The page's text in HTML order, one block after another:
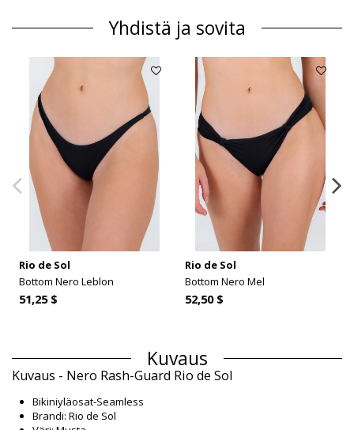
Yhdistä ja sovita
Rio de Sol
Bottom Nero Leblon
51,25 $
Rio de Sol
Bottom Nero Mel
52,50 $
Kuvaus
Kuvaus - Nero Rash-Guard Rio de Sol
Bikiniyläosat-Seamless
Brandi: Rio de Sol